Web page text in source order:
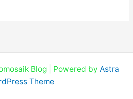
Blog | Powered by Astra
Theme